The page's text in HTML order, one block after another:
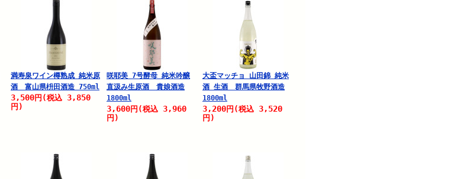
満寿泉ワイン樽熟成 純米原
酒 富山県枡田酒造 750ml
3,500円 (税込 3,850
円)
咲耶美 7号酵母 純米吟醸
直汲み生原酒 貴娘酒造
1800ml
3,600円 (税込 3,960
円)
大盃マッチョ 山田錦 純米
酒 生酒 群馬県牧野酒造
1800ml
3,200円 (税込 3,520
円)